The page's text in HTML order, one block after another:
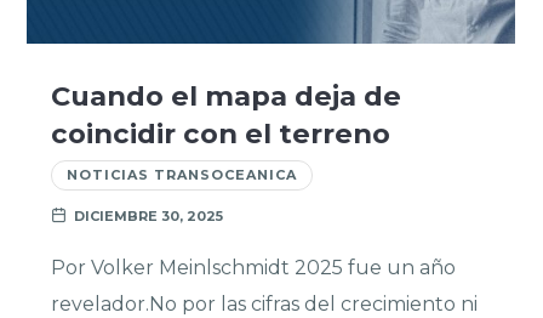
Cuando el mapa deja de
coincidir con el terreno
NOTICIAS TRANSOCEANICA
DICIEMBRE 30, 2025
Por Volker Meinlschmidt 2025 fue un año
revelador.No por las cifras del crecimiento ni